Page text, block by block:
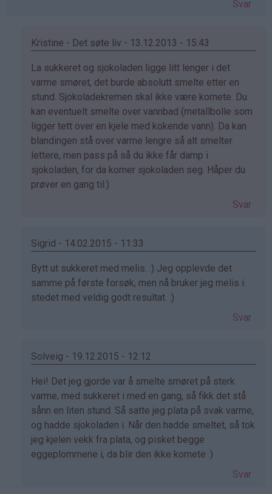
Svar
Kristine - Det søte liv - 13.12.2013 - 15:43
Som
svar
på
av
Lo
(ikke
bekreftet)
La sukkeret og sjokoladen ligge litt lenger i det
varme smøret, det burde absolutt smelte etter en
stund. Sjokoladekremen skal ikke være kornete. Du
kan eventuelt smelte over vannbad (metallbolle som
ligger tett over en kjele med kokende vann). Da kan
blandingen stå over varme lengre så alt smelter
lettere, men pass på så du ikke får damp i
sjokoladen, for da korner sjokoladen seg. Håper du
prøver en gang til:)
Svar
Sigrid - 14.02.2015 - 11:33
Som
svar
på
bekreftet)
Bytt ut sukkeret med melis. :) Jeg opplevde det
samme på første forsøk, men nå bruker jeg melis i
stedet med veldig godt resultat. :)
Svar
Solveig - 19.12.2015 - 12:12
Som
svar
på
av
Lo
(ikke
Hei! Det jeg gjorde var å smelte smøret på sterk
varme, med sukkeret i med en gang, så fikk det stå
sånn en liten stund. Så satte jeg plata på svak varme,
og hadde sjokoladen i. Når den hadde smeltet, så tok
jeg kjelen vekk fra plata, og pisket begge
eggeplommene i, da blir den ikke kornete :)
Svar